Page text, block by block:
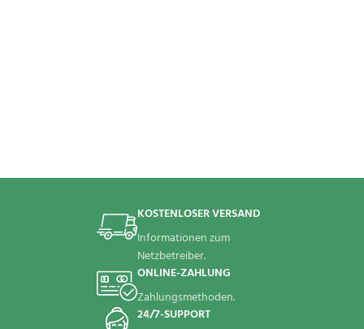
KOSTENLOSER VERSAND
Informationen zum
Netzbetreiber.
ONLINE-ZAHLUNG
Zahlungsmethoden.
24/7-SUPPORT